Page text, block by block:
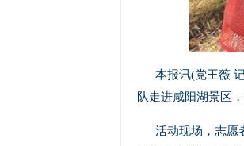
本报讯(党王薇
队走进咸阳湖景区
活动现场，志愿